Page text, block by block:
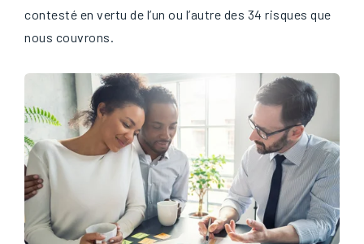
contesté en vertu de l’un ou l’autre des 34 risques que
nous couvrons.